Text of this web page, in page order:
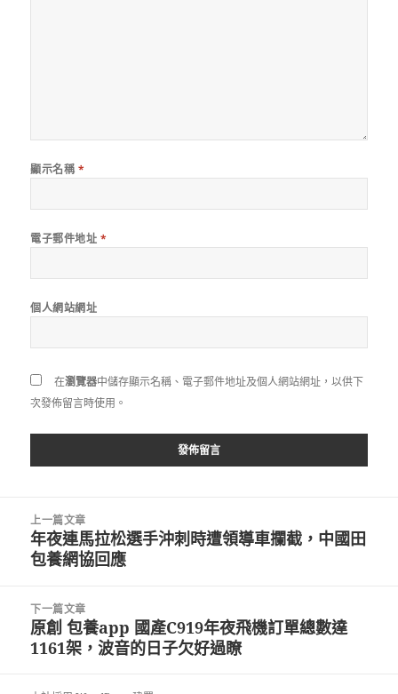
顯示名稱 *
電子郵件地址 *
個人網站網址
在瀏覽器中儲存顯示名稱、電子郵件地址及個人網站網址，以供下
次發佈留言時使用。
上一篇文章
上
一
文
章:
年夜連馬拉松選手沖刺時遭領導車攔截，中國田
包養網協回應
下一篇文章
下
一
原創 包養app 國產C919年夜飛機訂單總數達
1161架，波音的日子欠好過瞭